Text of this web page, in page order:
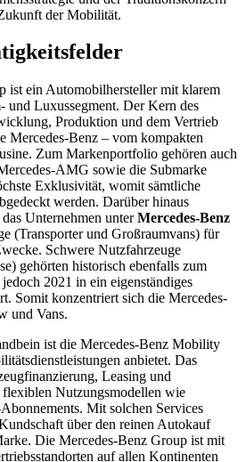
der Mobilität.
ist ein Automobilhersteller mit klarem
und Luxussegment. Der Kern des
Produktion und dem Vertrieb
Mercedes-Benz – vom kompakten
Zum Markenportfolio gehören auch
AMG sowie die Submarke
Exklusivität, womit sämtliche
werden. Darüber hinaus
Unternehmen unterMercedes-Benz
(Transporter und Großraumvans) für
Schwere Nutzfahrzeuge
gehörten historisch ebenfalls zum
2021 in ein eigenständiges
Somit konzentriert sich die Mercedes-
und Vans.
ist die Mercedes-Benz Mobility
anbietet. Das
Leasing und
Nutzungsmodellen wie
Mit solchen Services
über den reinen Autokauf
Die Mercedes-Benz Group ist mit
auf allen Kontinenten